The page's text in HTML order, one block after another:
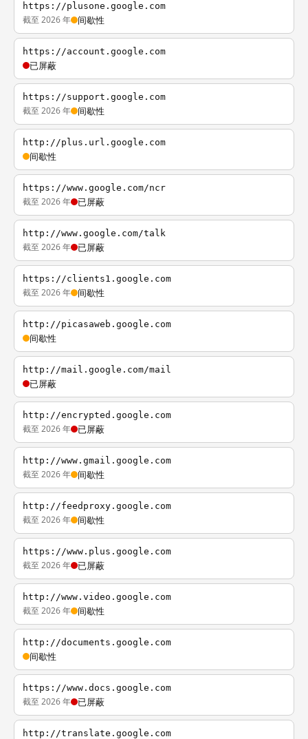
https://plusone.google.com
截至 2026 年 间歇性
https://account.google.com
已屏蔽
https://support.google.com
截至 2026 年 间歇性
http://plus.url.google.com
间歇性
https://www.google.com/ncr
截至 2026 年 已屏蔽
http://www.google.com/talk
截至 2026 年 已屏蔽
https://clients1.google.com
截至 2026 年 间歇性
http://picasaweb.google.com
间歇性
http://mail.google.com/mail
已屏蔽
http://encrypted.google.com
截至 2026 年 已屏蔽
http://www.gmail.google.com
截至 2026 年 间歇性
http://feedproxy.google.com
截至 2026 年 间歇性
https://www.plus.google.com
截至 2026 年 已屏蔽
http://www.video.google.com
截至 2026 年 间歇性
http://documents.google.com
间歇性
https://www.docs.google.com
截至 2026 年 已屏蔽
http://translate.google.com